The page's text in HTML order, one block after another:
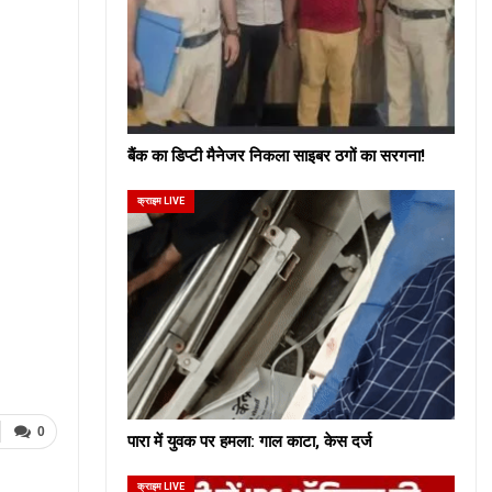
0
बैंक का डिप्टी मैनेजर निकला साइबर ठगों का सरगना!
क्राइम LIVE
पारा में युवक पर हमला: गाल काटा, केस दर्ज
क्राइम LIVE